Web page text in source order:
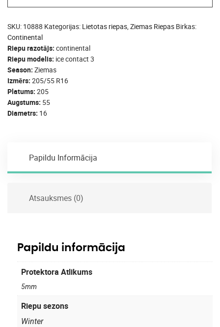
daudzums
SKU: 10888 Kategorijas: Lietotas riepas, Ziemas Riepas Birkas:
Continental
Riepu razotājs continental
Riepu modelis ice contact 3
Season Ziemas
Izmērs 205/55 R16
Platums 205
Augstums 55
Diametrs 16
Papildu Informācija
Atsauksmes (0)
Papildu informācija
Protektora Atlikums
5mm
Riepu sezons
Winter